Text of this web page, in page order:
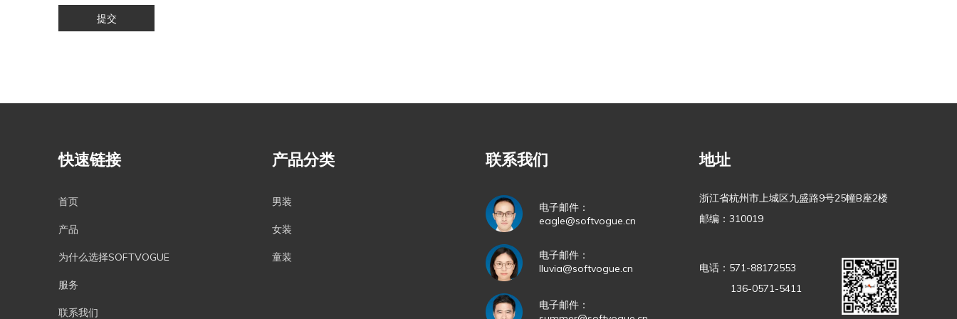
提交
快速链接
首页
产品
为什么选择SOFTVOGUE
服务
联系我们
产品分类
男装
女装
童装
联系我们
电子邮件：
eagle@softvogue.cn
电子邮件：
lluvia@softvogue.cn
电子邮件：
地址
浙江省杭州市上城区九盛路9号25幢B座2楼
邮编：310019
电话：571-88172553
136-0571-5411